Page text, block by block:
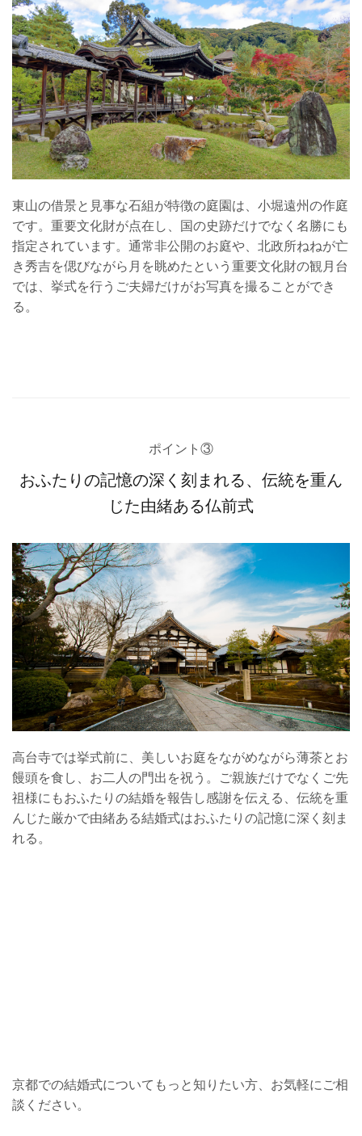
東山の借景と見事な石組が特徴の庭園は、小堀遠州の作庭
です。重要文化財が点在し、国の史跡だけでなく名勝にも
指定されています。通常非公開のお庭や、北政所ねねが亡
き秀吉を偲びながら月を眺めたという重要文化財の観月台
では、挙式を行うご夫婦だけがお写真を撮ることができ
る。
ポイント③
おふたりの記憶の深く刻まれる、伝統を重ん
じた由緒ある仏前式
高台寺では挙式前に、美しいお庭をながめながら薄茶とお
饅頭を食し、お二人の門出を祝う。ご親族だけでなくご先
祖様にもおふたりの結婚を報告し感謝を伝える、伝統を重
んじた厳かで由緒ある結婚式はおふたりの記憶に深く刻ま
れる。
京都での結婚式についてもっと知りたい方、お気軽にご相
談ください。